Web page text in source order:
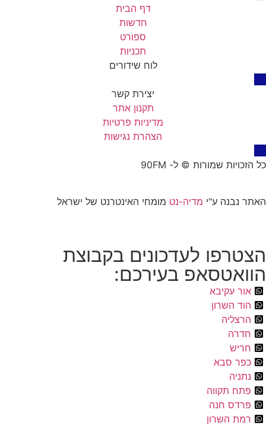
דף הבית
חדשות
ספורט
תכניות
לוח שידורים
יצירת קשר
תקנון אתר
מדיניות פרטיות
הצהרת נגישות
כל הזכויות שמורות © ל- 90FM
האתר נבנה ע"י מדיה-נט מומחי האינטרנט של ישראל
הצטרפו לעדכונים בקבוצת
הוואטסאפ בעירכם:
אור עקיבא
הוד השרון
הרצליה
חדרה
חריש
כפר סבא
נתניה
פתח תקווה
פרדס חנה
רמת השרון